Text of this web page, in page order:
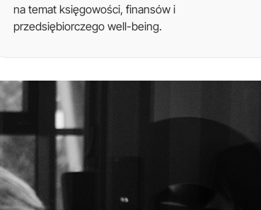
na temat księgowości, finansów i
przedsiębiorczego well-being.